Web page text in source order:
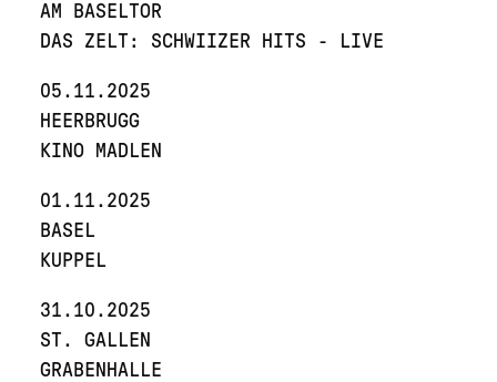
AM BASELTOR
DAS ZELT: SCHWIIZER HITS - LIVE
05.11.2025
HEERBRUGG
KINO MADLEN
01.11.2025
BASEL
KUPPEL
31.10.2025
ST. GALLEN
GRABENHALLE